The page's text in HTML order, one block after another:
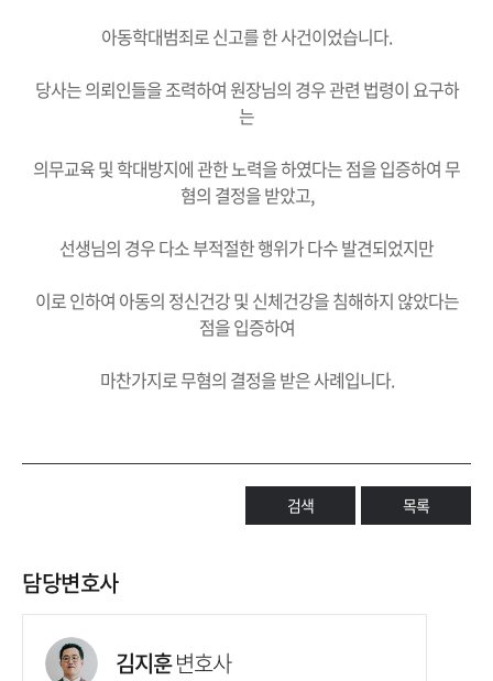
아동학대범죄로 신고를 한 사건이었습니다.
당사는 의뢰인들을 조력하여 원장님의 경우 관련 법령이 요구하
는
의무교육 및 학대방지에 관한 노력을 하였다는 점을 입증하여 무
혐의 결정을 받았고,
선생님의 경우 다소 부적절한 행위가 다수 발견되었지만
이로 인하여 아동의 정신건강 및 신체건강을 침해하지 않았다는
점을 입증하여
마찬가지로 무혐의 결정을 받은 사례입니다.
검색 목록
담당변호사
김지훈변호사